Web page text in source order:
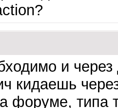
и
кидаешь
форуме, типа